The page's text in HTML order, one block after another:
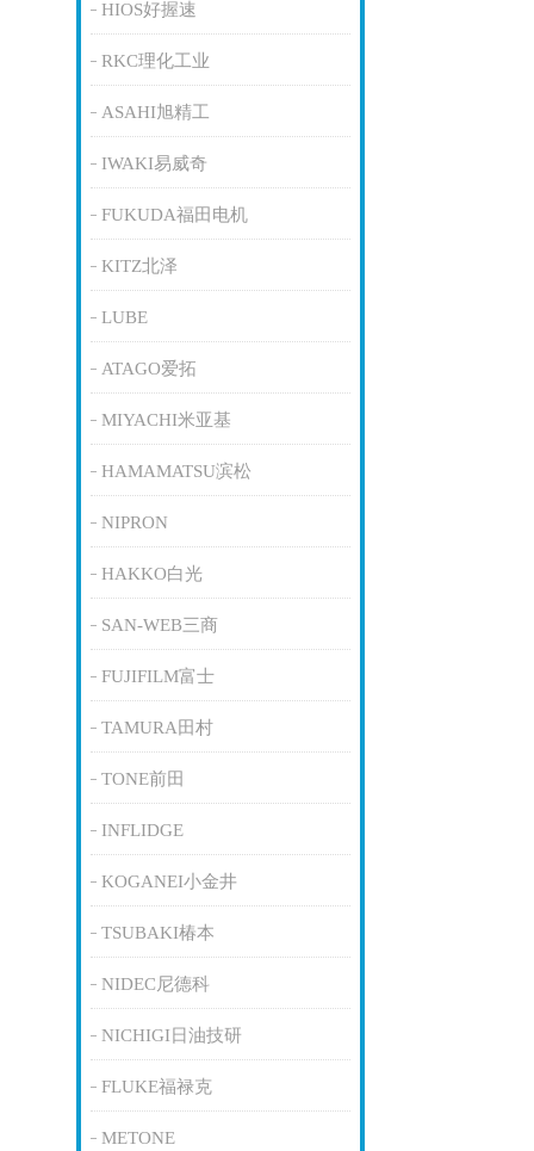
HIOS好握速
RKC理化工业
ASAHI旭精工
IWAKI易威奇
FUKUDA福田电机
KITZ北泽
LUBE
ATAGO爱拓
MIYACHI米亚基
HAMAMATSU滨松
NIPRON
HAKKO白光
SAN-WEB三商
FUJIFILM富士
TAMURA田村
TONE前田
INFLIDGE
KOGANEI小金井
TSUBAKI椿本
NIDEC尼德科
NICHIGI日油技研
FLUKE福禄克
METONE